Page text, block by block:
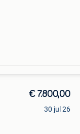
€ 7.800,00
30 jul 26